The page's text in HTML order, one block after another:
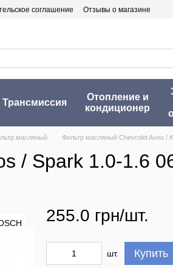
соглашение Отзывы о магазине
Трансмиссия
Отопление и
кондиционер
масляный Фильтр масляный Chevrolet Aveo /
/ Spark 1.0-1.6
255.0 грн/шт.
шт. Купить